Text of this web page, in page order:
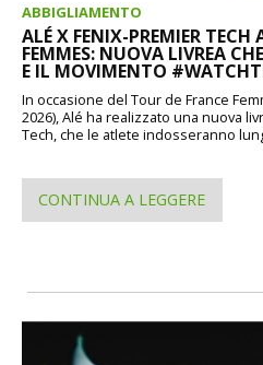
ABBIGLIAMENTO
ALÉ X FENIX-PREMIER TECH
FEMMES: NUOVA LIVREA
E IL MOVIMENTO
In occasione del Tour de France
2026), Alé ha realizzato una nuova
Tech, che le atlete indosseranno
CONTINUA A LEGGERE